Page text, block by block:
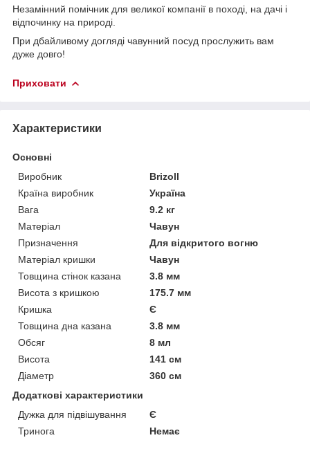
Незамінний помічник для великої компанії в поході, на дачі і
відпочинку на природі.
При дбайливому догляді чавунний посуд прослужить вам
дуже довго!
Приховати
Характеристики
Основні
Виробник
Brizoll
Країна виробник
Україна
Вага
9.2 кг
Матеріал
Чавун
Призначення
Для відкритого вогню
Матеріал кришки
Чавун
Товщина стінок казана
3.8 мм
Висота з кришкою
175.7 мм
Кришка
Є
Товщина дна казана
3.8 мм
Обсяг
8 мл
Висота
141 см
Діаметр
360 см
Додаткові характеристики
Дужка для підвішування
Є
Тринога
Немає